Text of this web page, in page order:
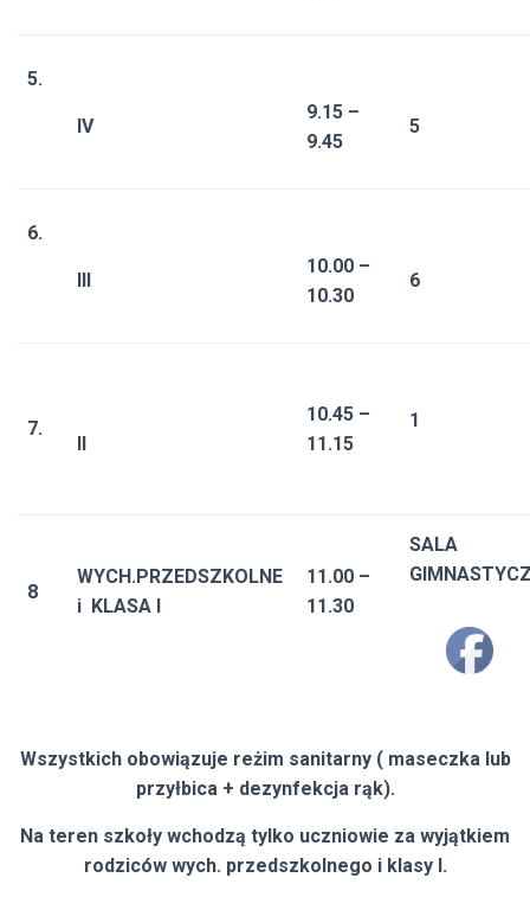
5.
IV
9.15 –
9.45
5
6.
III
10.00 –
10.30
6
7.
II
10.45 –
11.15
1
8
WYCH.PRZEDSZKOLNE
i KLASA I
11.00 –
11.30
SALA
Wszystkich obowiązuje reżim sanitarny ( maseczka lub
przyłbica + dezynfekcja rąk).
Na teren szkoły wchodzą tylko uczniowie za wyjątkiem
rodziców wych. przedszkolnego i klasy I.